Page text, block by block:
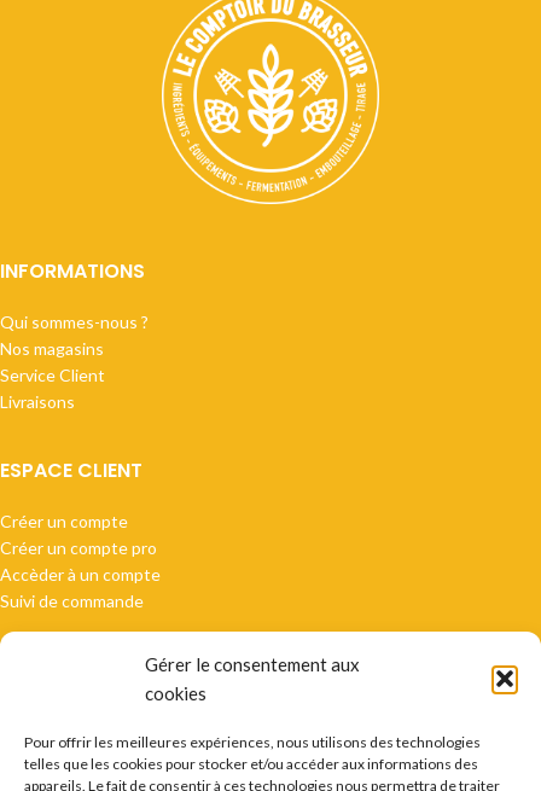
Gérer le consentement aux
cookies
Pour offrir les meilleures expériences, nous utilisons des technologies
telles que les cookies pour stocker et/ou accéder aux informations des
appareils. Le fait de consentir à ces technologies nous permettra de traiter
INFORMATIONS
Qui sommes-nous ?
Nos magasins
Service Client
Livraisons
ESPACE CLIENT
Créer un compte
Créer un compte pro
Accèder à un compte
Suivi de commande
Paiement sécurisé